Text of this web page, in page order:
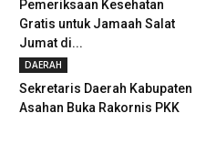
Pemeriksaan Kesehatan
Gratis untuk Jamaah Salat
Jumat di...
DAERAH
Sekretaris Daerah Kabupaten
Asahan Buka Rakornis PKK